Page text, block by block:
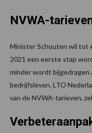
NVWA-
Minister Schouten wil tot
2021 een eerste stap
minder wordt
bedrijfsleven. LTO
van de NVWA-tarieven,